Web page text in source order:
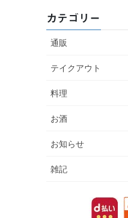
カテゴリー
通販
テイクアウト
料理
お酒
お知らせ
雑記